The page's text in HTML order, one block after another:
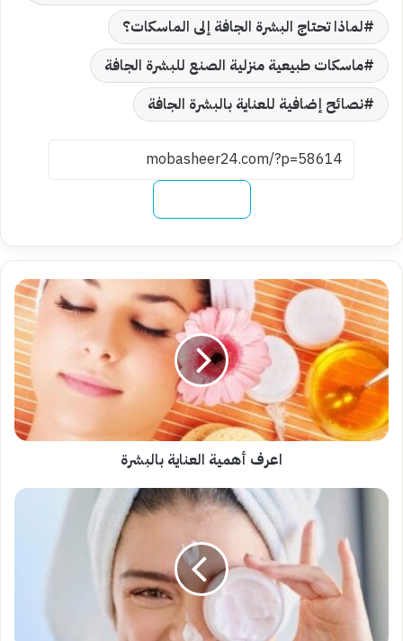
لماذا تحتاج البشرة الجافة إلى الماسكات؟
ماسكات طبيعية منزلية الصنع للبشرة الجافة
نصائح إضافية للعناية بالبشرة الجافة
اعرف
أهمية
العناية
بالبشرة
اعرف أهمية العناية بالبشرة
أفضل
للحصول
صحية..تعرفي
عليها